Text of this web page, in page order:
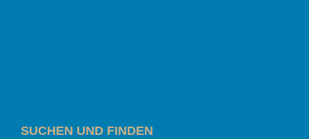
SUCHEN UND FINDEN